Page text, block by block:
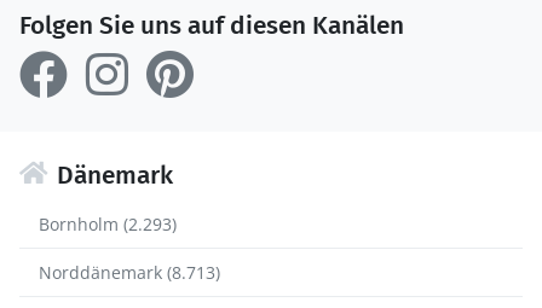
Folgen Sie uns auf diesen Kanälen
Dänemark
Bornholm (2.293)
Norddänemark (8.713)